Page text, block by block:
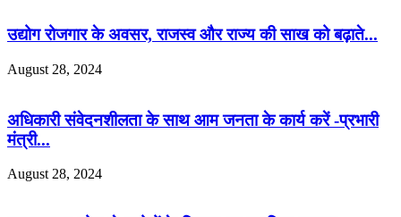
उद्योग रोजगार के अवसर, राजस्व और राज्य की साख को बढ़ाते...
August 28, 2024
अधिकारी संवेदनशीलता के साथ आम जनता के कार्य करें -प्रभारी
मंत्री...
August 28, 2024